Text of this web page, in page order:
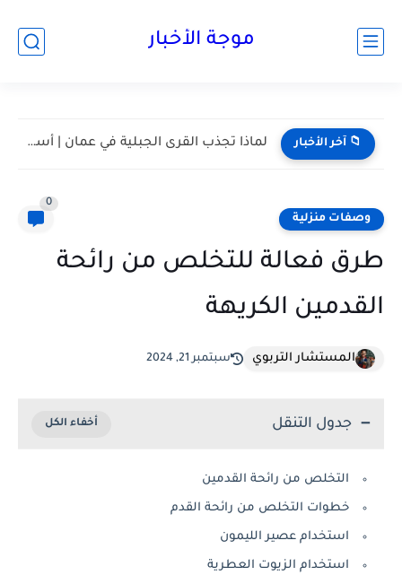
موجة الأخبار
📁 آخر الأخبار مسقط واحدة من أكثر المدن هدوءا في الخليج | أعرف...
وصفات منزلية
0
طرق فعالة للتخلص من رائحة
القدمين الكريهة
المستشار التربوي سبتمبر 21, 2024
جدول التنقل
التخلص من رائحة القدمين
خطوات التخلص من رائحة القدم
استخدام عصير الليمون
استخدام الزيوت العطرية